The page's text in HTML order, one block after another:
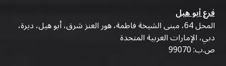
فرع أبو هيل
المحل 64، مبنى الشيخة فاطمة، هور العنز شرق، أبو هيل، ديرة،
دبي، الإمارات العربية المتحدة
ص.ب: 99070